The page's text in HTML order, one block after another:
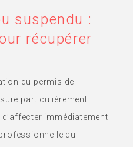
suspendu :
récupérer
du permis de
particulièrement
immédiatement
du